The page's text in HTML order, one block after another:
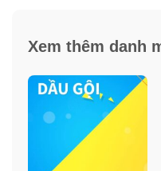
Cho một lượng vừa đủ
massage nhẹ nhàng trên
Xả sạch với nước.
Xem thêm danh